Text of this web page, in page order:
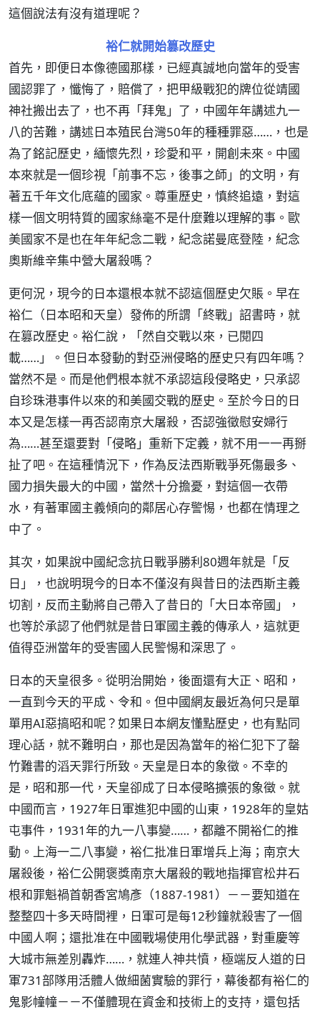
這個說法有沒有道理呢？
裕仁就開始篡改歷史
首先，即便日本像德國那樣，已經真誠地向當年的受害
國認罪了，懺悔了，賠償了，把甲級戰犯的牌位從靖國
神社搬出去了，也不再「拜鬼」了，中國年年講述九一
八的苦難，講述日本殖民台灣50年的種種罪惡……，也是
為了銘記歷史，緬懷先烈，珍愛和平，開創未來。中國
本來就是一個珍視「前事不忘，後事之師」的文明，有
著五千年文化底蘊的國家。尊重歷史，慎終追遠，對這
樣一個文明特質的國家絲毫不是什麼難以理解的事。歐
美國家不是也在年年紀念二戰，紀念諾曼底登陸，紀念
奧斯維辛集中營大屠殺嗎？
更何況，現今的日本還根本就不認這個歷史欠賬。早在
裕仁（日本昭和天皇）發佈的所謂「終戰」詔書時，就
在篡改歷史。裕仁說，「然自交戰以來，已閱四
載……」。但日本發動的對亞洲侵略的歷史只有四年嗎？
當然不是。而是他們根本就不承認這段侵略史，只承認
自珍珠港事件以來的和美國交戰的歷史。至於今日的日
本又是怎樣一再否認南京大屠殺，否認強徵慰安婦行
為……甚至還要對「侵略」重新下定義，就不用一一再掰
扯了吧。在這種情況下，作為反法西斯戰爭死傷最多、
國力損失最大的中國，當然十分擔憂，對這個一衣帶
水，有著軍國主義傾向的鄰居心存警惕，也都在情理之
中了。
其次，如果說中國紀念抗日戰爭勝利80週年就是「反
日」，也說明現今的日本不僅沒有與昔日的法西斯主義
切割，反而主動將自己帶入了昔日的「大日本帝國」，
也等於承認了他們就是昔日軍國主義的傳承人，這就更
值得亞洲當年的受害國人民警惕和深思了。
日本的天皇很多。從明治開始，後面還有大正、昭和，
一直到今天的平成、令和。但中國網友最近為何只是單
單用AI惡搞昭和呢？如果日本網友懂點歷史，也有點同
理心話，就不難明白，那也是因為當年的裕仁犯下了罄
竹難書的滔天罪行所致。天皇是日本的象徵。不幸的
是，昭和那一代，天皇卻成了日本侵略擴張的象徵。就
中國而言，1927年日軍進犯中國的山東，1928年的皇姑
屯事件，1931年的九一八事變……，都離不開裕仁的推
動。上海一二八事變，裕仁批准日軍增兵上海；南京大
屠殺後，裕仁公開褒獎南京大屠殺的戰地指揮官松井石
根和罪魁禍首朝香宮鳩彥（1887-1981）－－要知道在
整整四十多天時間裡，日軍可是每12秒鐘就殺害了一個
中國人啊；還批准在中國戰場使用化學武器，對重慶等
大城市無差別轟炸……，就連人神共憤，極端反人道的日
軍731部隊用活體人做細菌實驗的罪行，幕後都有裕仁的
鬼影幢幢－－不僅體現在資金和技術上的支持，還包括